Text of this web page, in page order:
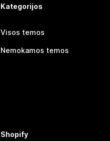
Kategorijos
Visos temos
Nemokamos temos
Shopify